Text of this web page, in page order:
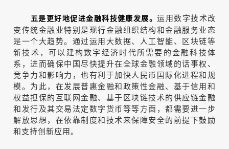
五是更好地促进金融科技健康发展。运用数字技术改
变传统金融业特别是现行金融组织结构和金融服务业态
是一个大趋势。通过运用大数据、人工智能、区块链等
新技术，可以建构数字经济时代所需要的金融科技体
系，进而确保中国尽快提升在全球金融领域的话事权、
竞争力和影响力，也有利于加快人民币国际化进程和规
模。为此，在发展普惠金融和政策性金融、基于信用和
权益担保的互联网金融、基于区块链技术的供应链金融
和发行及其交易法定数字货币等等方面，都需要进一步
解放思想，在依靠制度和技术来保障安全的前提下鼓励
和支持创新应用。